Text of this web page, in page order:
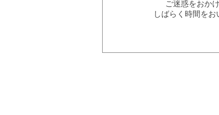
ご迷惑をおか
しばらく時間を